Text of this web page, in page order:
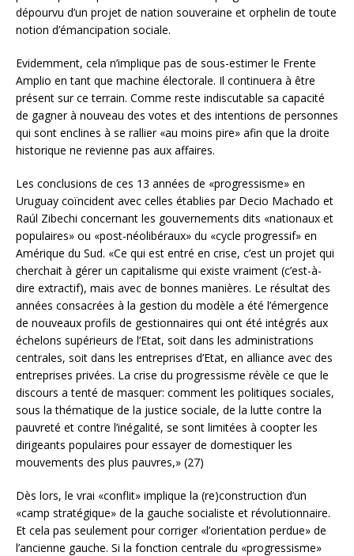
dépourvu d’un projet de nation souveraine et orphelin de toute
notion d’émancipation sociale.
Evidemment, cela n’implique pas de sous-estimer le Frente
Amplio en tant que machine électorale. Il continuera à être
présent sur ce terrain. Comme reste indiscutable sa capacité
de gagner à nouveau des votes et des intentions de personnes
qui sont enclines à se rallier «au moins pire» afin que la droite
historique ne revienne pas aux affaires.
Les conclusions de ces 13 années de «progressisme» en
Uruguay coïncident avec celles établies par Decio Machado et
Raúl Zibechi concernant les gouvernements dits «nationaux et
populaires» ou «post-néolibéraux» du «cycle progressif» en
Amérique du Sud. «Ce qui est entré en crise, c’est un projet qui
cherchait à gérer un capitalisme qui existe vraiment (c’est-à-
dire extractif), mais avec de bonnes manières. Le résultat des
années consacrées à la gestion du modèle a été l’émergence
de nouveaux profils de gestionnaires qui ont été intégrés aux
échelons supérieurs de l’Etat, soit dans les administrations
centrales, soit dans les entreprises d’Etat, en alliance avec des
entreprises privées. La crise du progressisme révèle ce que le
discours a tenté de masquer: comment les politiques sociales,
sous la thématique de la justice sociale, de la lutte contre la
pauvreté et contre l’inégalité, se sont limitées à coopter les
dirigeants populaires pour essayer de domestiquer les
mouvements des plus pauvres,» (27)
Dès lors, le vrai «conflit» implique la (re)construction d’un
«camp stratégique» de la gauche socialiste et révolutionnaire.
Et cela pas seulement pour corriger «l’orientation perdue» de
l’ancienne gauche. Si la fonction centrale du «progressisme»